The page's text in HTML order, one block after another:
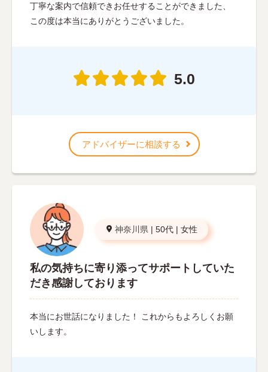
丁寧な案内で信頼できお任せすることができました、
この度は本当にありがとうございました。
5.0
アドバイザーに相談する
神奈川県 | 50代 | 女性
私の気持ちに寄り添ってサポートしていた
だき感謝しております
本当にお世話になりました！ これからもよろしくお願
いします。